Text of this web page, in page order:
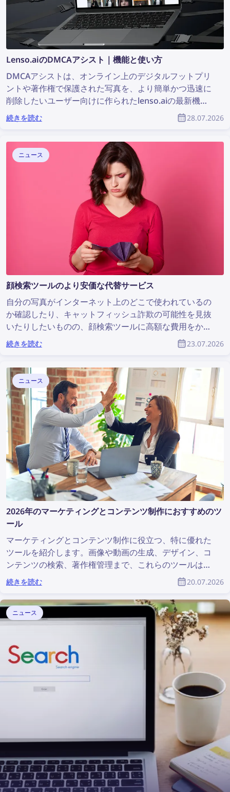
Lenso.aiのDMCAアシスト｜機能と使い方
DMCAアシストは、オンライン上のデジタルフットプリ
ントや著作権で保護された写真を、より簡単かつ迅速に
削除したいユーザー向けに作られたlenso.aiの最新機能
です。画像が見つかったウェブサイトにDMCA削除を依
頼するための、すぐに貼り付けて使えるメール文を自動
まざまなウェブサイトから自分の画像を削除する方法を
紹介します。
続きを読む 28.07.2026
ニュース
顔検索ツールのより安価な代替サービス
自分の写真がインターネット上のどこで使われているの
か確認したり、キャットフィッシュ詐欺の可能性を見抜
いたりしたいものの、顔検索ツールに高額な費用をかけ
たくないという方もいるでしょう。ここでは、手頃な価
格で利用でき、なおかつ十分に実用的な顔検索サービス
続きを読む 23.07.2026
ニュース
2026年のマーケティングとコンテンツ制作におすすめのツ
ール
マーケティングとコンテンツ制作に役立つ、特に優れた
ツールを紹介します。画像や動画の生成、デザイン、コ
ンテンツの検索、著作権管理まで、これらのツールはあ
らゆるマーケティングチームを支援します。この記事で
は、マーケティング担当者やプロダクトデザイナーにお
すすめのマーケティング・コンテンツ制作ツールをまと
めています。
続きを読む 20.07.2026
ニュース